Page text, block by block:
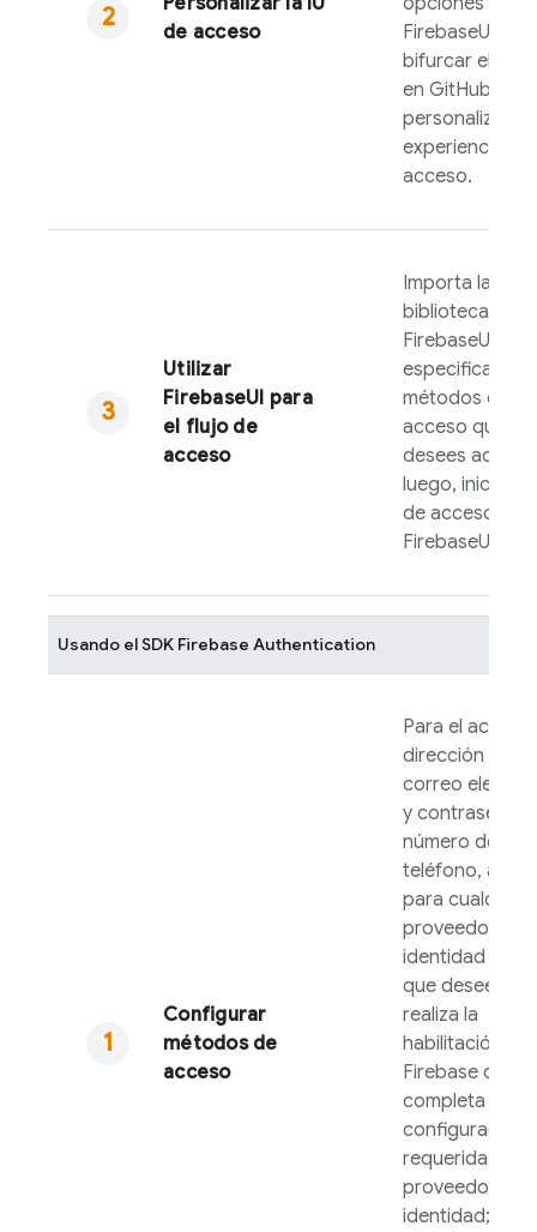
de acceso
FirebaseUI
bifurcar el
en GitHub para
personalizar
experiencia de
acceso.
Utilizar
FirebaseUI para
el flujo de
acceso
Importa la
biblioteca de
FirebaseUI
especifica los
métodos de
acceso que
desees admitir
luego, inicia el
de acceso de
FirebaseUI
Usando el SDK Firebase Authentication
Configurar
métodos de
acceso
Para el
dirección de
correo
y contraseña o
número de
teléfono, así
para cualquier
proveedor de
identidad
que desees
realiza la
habilitación en
Firebase
completa la
configuración
requerida por
proveedor de
identidad; por